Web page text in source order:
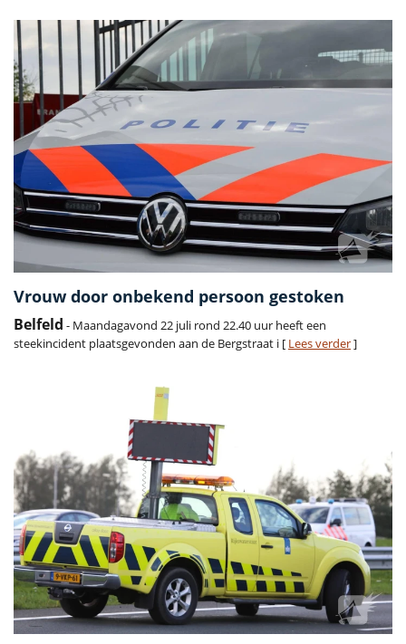
Vrouw door onbekend persoon gestoken
Belfeld - Maandagavond 22 juli rond 22.40 uur heeft een
steekincident plaatsgevonden aan de Bergstraat i [ Lees verder]